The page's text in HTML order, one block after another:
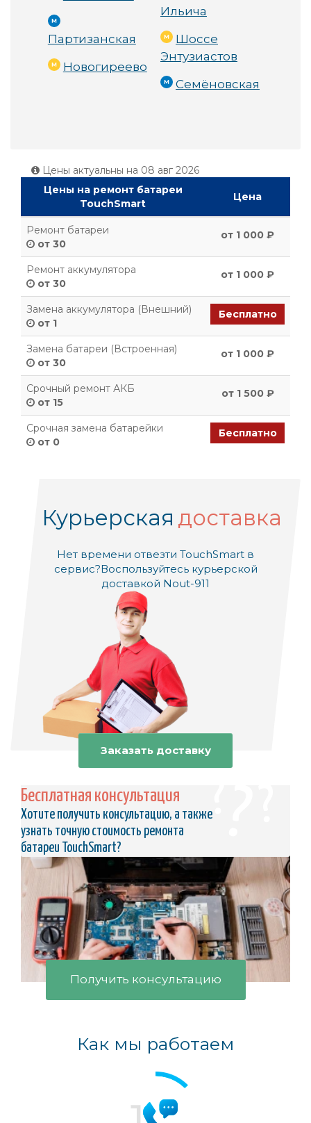
Партизанская
Новогиреево
Ильича
Шоссе
Энтузиастов
Семёновская
Цены актуальны на 08 авг 2026
Цены на ремонт батареи
TouchSmart
Цена
Ремонт батареи
от 30
от 1 000 ₽
Ремонт аккумулятора
от 30
от 1 000 ₽
Замена аккумулятора (Внешний)
от 1
Бесплатно
Замена батареи (Встроенная)
от 30
от 1 000 ₽
Срочный ремонт АКБ
от 15
от 1 500 ₽
Срочная замена батарейки
от 0
Бесплатно
Курьерская доставка
Нет времени отвезти TouchSmart в
сервис?Воспользуйтесь курьерской
доставкой Nout-911
Заказать доставку
Бесплатная консультация
Хотите получить консультацию, а также
узнать точную стоимость ремонта
батареи TouchSmart?
Получить консультацию
Как мы работаем